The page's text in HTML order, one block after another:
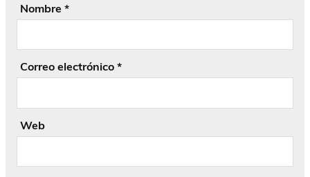
Nombre *
Correo electrónico *
Web